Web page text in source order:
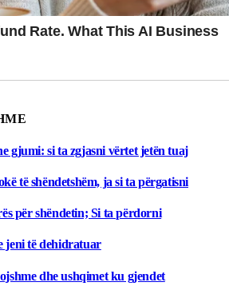
gjumi: si ta zgjasni vërtet jetën tuaj
të shëndetshëm, ja si ta përgatisni
për shëndetin; Si ta përdorni
jeni të dehidratuar
dhe ushqimet ku gjendet